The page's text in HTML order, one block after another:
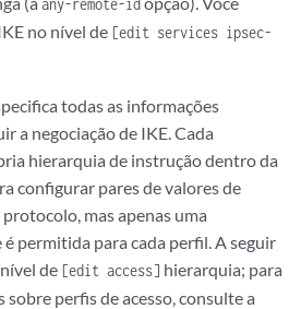
any-remote-id
no nível de [edit services ipsec-
todas as informações
a negociação de IKE. Cada
hierarquia de instrução dentro da
configurar pares de valores de
mas apenas uma
permitida para cada perfil. A seguir
de [edit access] hierarquia; para
perfis de acesso, consulte a